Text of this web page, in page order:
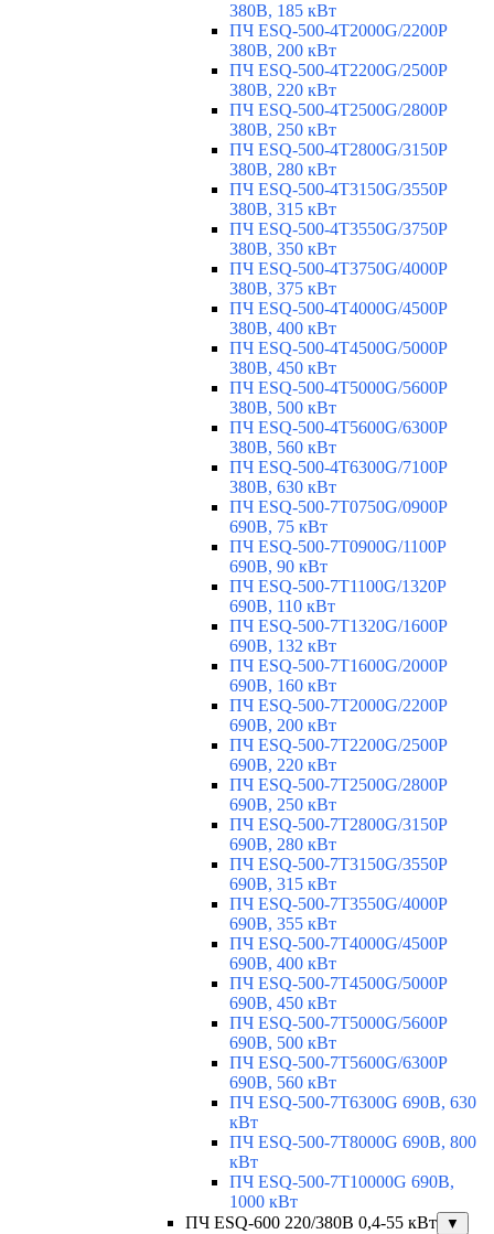
380В, 185 кВт
ПЧ ESQ-500-4T2000G/2200P
380В, 200 кВт
ПЧ ESQ-500-4T2200G/2500P
380В, 220 кВт
ПЧ ESQ-500-4T2500G/2800P
380В, 250 кВт
ПЧ ESQ-500-4T2800G/3150P
380В, 280 кВт
ПЧ ESQ-500-4T3150G/3550P
380В, 315 кВт
ПЧ ESQ-500-4T3550G/3750P
380В, 350 кВт
ПЧ ESQ-500-4T3750G/4000P
380В, 375 кВт
ПЧ ESQ-500-4T4000G/4500P
380В, 400 кВт
ПЧ ESQ-500-4T4500G/5000P
380В, 450 кВт
ПЧ ESQ-500-4T5000G/5600P
380В, 500 кВт
ПЧ ESQ-500-4T5600G/6300P
380В, 560 кВт
ПЧ ESQ-500-4T6300G/7100P
380В, 630 кВт
ПЧ ESQ-500-7T0750G/0900P
690В, 75 кВт
ПЧ ESQ-500-7T0900G/1100P
690В, 90 кВт
ПЧ ESQ-500-7T1100G/1320P
690В, 110 кВт
ПЧ ESQ-500-7T1320G/1600P
690В, 132 кВт
ПЧ ESQ-500-7T1600G/2000P
690В, 160 кВт
ПЧ ESQ-500-7T2000G/2200P
690В, 200 кВт
ПЧ ESQ-500-7T2200G/2500P
690В, 220 кВт
ПЧ ESQ-500-7T2500G/2800P
690В, 250 кВт
ПЧ ESQ-500-7T2800G/3150P
690В, 280 кВт
ПЧ ESQ-500-7T3150G/3550P
690В, 315 кВт
ПЧ ESQ-500-7T3550G/4000P
690В, 355 кВт
ПЧ ESQ-500-7T4000G/4500P
690В, 400 кВт
ПЧ ESQ-500-7T4500G/5000P
690В, 450 кВт
ПЧ ESQ-500-7T5000G/5600P
690В, 500 кВт
ПЧ ESQ-500-7T5600G/6300P
690В, 560 кВт
ПЧ ESQ-500-7T6300G 690В, 630
кВт
ПЧ ESQ-500-7T8000G 690В, 800
кВт
ПЧ ESQ-500-7T10000G 690В,
1000 кВт
ПЧ ESQ-600 220/380В 0,4-55 кВт
▼